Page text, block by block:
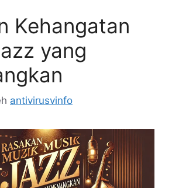
Kehangatan
yang
antivirusvinfo